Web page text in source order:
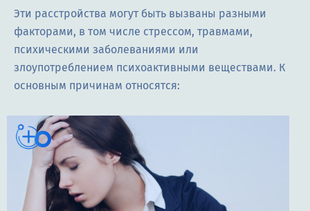
Эти расстройства могут быть вызваны разными
факторами, в том числе стрессом, травмами,
психическими заболеваниями или
злоупотреблением психоактивными веществами. К
основным причинам относятся: